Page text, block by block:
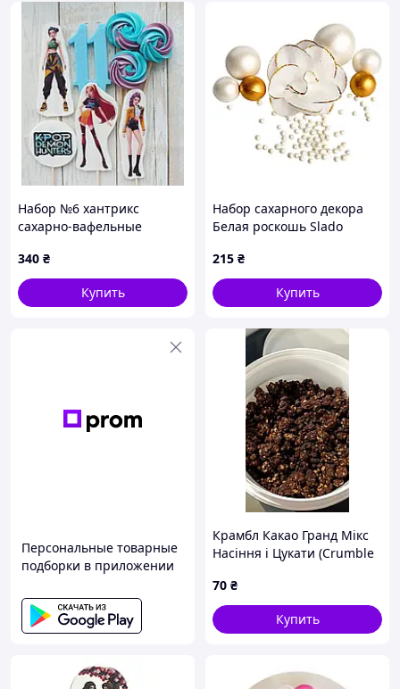
Набор №6 хантрикс
сахарно-вафельные
мастике набор топеров, 8
элементов
340 ₴
Купить
Набор сахарного декора
Белая роскошь Slado
215 ₴
Купить
Персональные товарные
подборки в приложении
Крамбл Какао Гранд Мікс
Насіння і Цукати (Crumble
Martini AE31AJ, 1 кг.
70 ₴
Купить